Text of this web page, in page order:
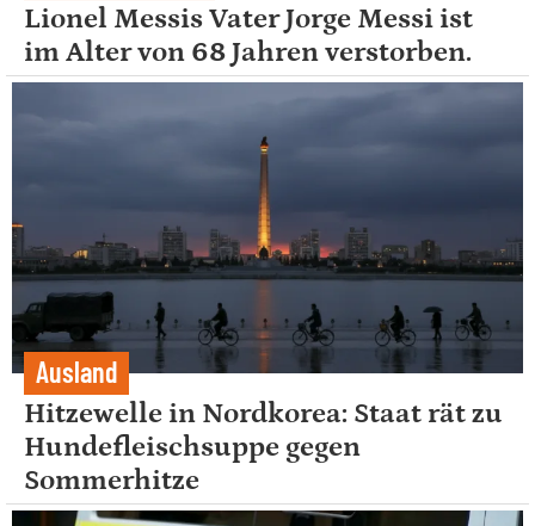
Lionel Messis Vater Jorge Messi ist
im Alter von 68 Jahren verstorben.
Ausland
Hitzewelle in Nordkorea: Staat rät zu
Hundefleischsuppe gegen
Sommerhitze